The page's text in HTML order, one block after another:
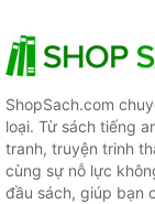
ShopSach.com
loại. Từ sách tiếng
tranh, truyện trinh
cùng sự nỗ lực
đầu sách, giúp bạn